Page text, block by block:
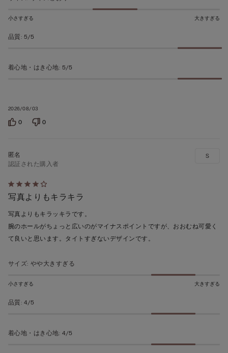
の
価
2026/08/03
小さすぎる 大きすぎる
品質: 5/5
着心地・はき心地: 5/5
0 0
5
段
階
の
う
4
評
認証された購入者
写真よりもキラキラ
写真よりもキラッキラです。
腕のホールがちょっと広いのがマイナスポイントですが、おおむね可愛く
て良いと思います。タイトすぎないデザインです。
S
サイズ: やや大きすぎる
小さすぎる 大きすぎる
品質: 4/5
着心地・はき心地: 4/5